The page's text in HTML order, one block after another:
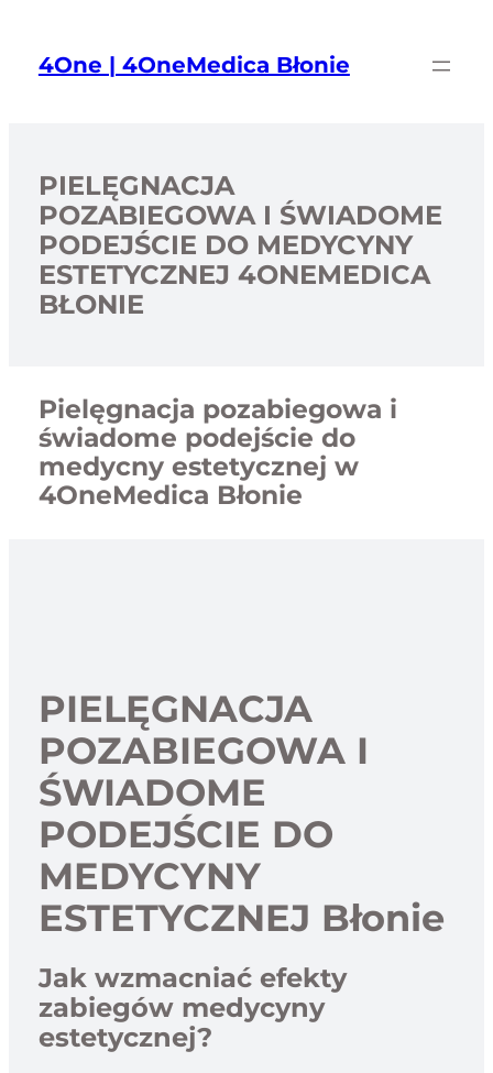
treści4One | 4OneMedica Błonie
PIELĘGNACJA
POZABIEGOWA I ŚWIADOME
PODEJŚCIE DO MEDYCYNY
ESTETYCZNEJ 4ONEMEDICA
BŁONIE
Pielęgnacja pozabiegowa i
świadome podejście do
medycny estetycznej w
4OneMedica Błonie
PIELĘGNACJA
POZABIEGOWA I
ŚWIADOME
PODEJŚCIE DO
MEDYCYNY
ESTETYCZNEJ Błonie
Jak wzmacniać efekty
zabiegów medycyny
estetycznej?